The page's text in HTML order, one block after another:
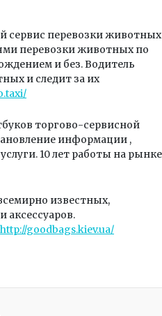
сервис перевозки животных
перевозки животных по
и без. Водитель
и следит за их
торгово-сервисной
информации ,
10 лет работы на рынке
известных,
аксессуаров.
http://goodbags.kiev.ua/